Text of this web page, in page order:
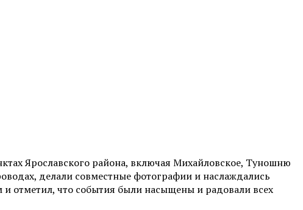
Ярославского района, включая Михайловское, Туношню
делали совместные фотографии и наслаждались
и отметил, что события были насыщены и радовали всех